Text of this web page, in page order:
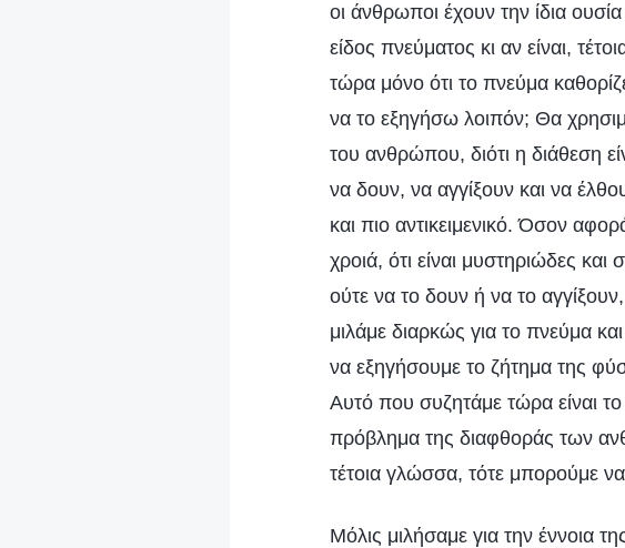
οι άνθρωποι έχουν την ίδια
είδος πνεύματος κι αν είναι,
τώρα μόνο ότι το πνεύμα
να το εξηγήσω λοιπόν; Θα
του ανθρώπου, διότι η διάθεση
να δουν, να αγγίξουν και να
και πιο αντικειμενικό. Όσον
χροιά, ότι είναι μυστηριώδες
ούτε να το δουν ή να το
μιλάμε διαρκώς για το πνεύμα
να εξηγήσουμε το ζήτημα της
Αυτό που συζητάμε τώρα είναι το
πρόβλημα της διαφθοράς των
τέτοια γλώσσα, τότε μπορούμε
Μόλις μιλήσαμε για την έννοια